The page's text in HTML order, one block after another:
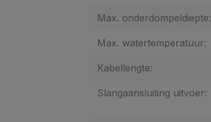
Max. onderdompeldiepte:
Max. watertemperatuur:
Kabellengte:
Slangaansluiting uitvoer: